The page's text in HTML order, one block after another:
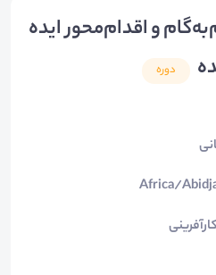
گام‌به‌گام و اقدام‌محور ایده
دوره
Africa/